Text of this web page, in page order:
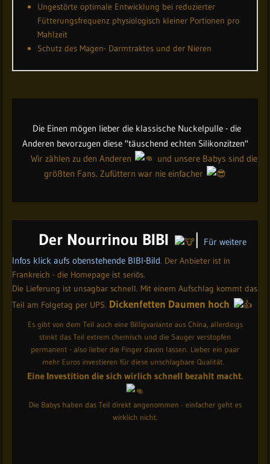
Ungestörte optimale Entwicklung bei reduzierter
Fütterungsfrequenz physiologisch kleiner Portionen pro
Mahlzeit
Schutz des Magen- Darmtraktes und der Nieren
Die Einen mögen lieber die klassische Nuckelpulle - die
Anderen bevorzugen diese "täuschend echten Silikonzitzen"
Wir zählen zu den Anderen
und unsere Babys sind die
größten Fans. Zufüttern war nie einfacher
Der Nourrinou BIBI | Für weitere
Infos klick aufs obenstehende BIBI-Bild. Der Anbieter ist in
Frankreich - die Homepage ist seriös.
Die Lieferung ist unsagbar schnell. Mit einem Aufschlag kommt das
Teil am Folgetag per UPS. Dickenfetten Daumen hoch
stinkt das Teil extrem chemisch und die Sauger verstopfen
permanent - also lieber die Finger davon lassen. Lieber ein paar
mehr Euros investieren für diese unschlagbare Qualität.
Eine Investition die sich wirlich schnell bezahlt macht.
Die Babys haben das Teil direkt angenommen - einfacher geht es
wirklich nicht.